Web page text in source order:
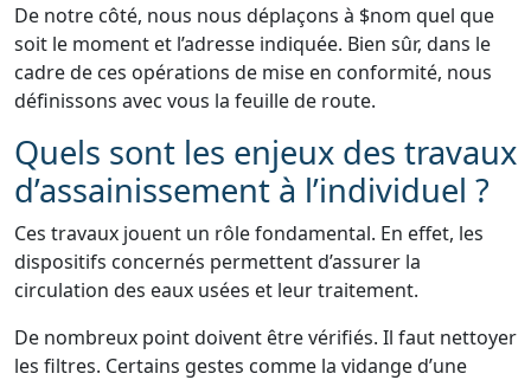
De notre côté, nous nous déplaçons à $nom quel que
soit le moment et l’adresse indiquée. Bien sûr, dans le
cadre de ces opérations de mise en conformité, nous
définissons avec vous la feuille de route.
Quels sont les enjeux des travaux
d’assainissement à l’individuel ?
Ces travaux jouent un rôle fondamental. En effet, les
dispositifs concernés permettent d’assurer la
circulation des eaux usées et leur traitement.
De nombreux point doivent être vérifiés. Il faut nettoyer
les filtres. Certains gestes comme la vidange d’une